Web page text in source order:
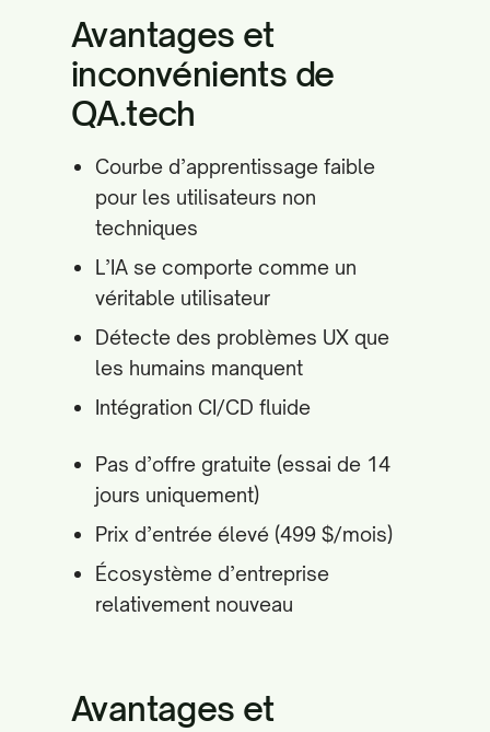
Avantages et
inconvénients de
QA.tech
Courbe d’apprentissage faible
pour les utilisateurs non
techniques
L’IA se comporte comme un
véritable utilisateur
Détecte des problèmes UX que
les humains manquent
Intégration CI/CD fluide
Pas d’offre gratuite (essai de 14
jours uniquement)
Prix d’entrée élevé (499 $/mois)
Écosystème d’entreprise
relativement nouveau
Avantages et